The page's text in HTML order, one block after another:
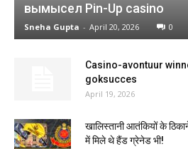
вымысел Pin-Up casino
Sneha Gupta - April 20, 2026 0
Casino-avontuur
goksucces
April 19, 2026
खालिस्तानी आतंकियों के
में मिले थे हैंड ग्रेनेड भी!